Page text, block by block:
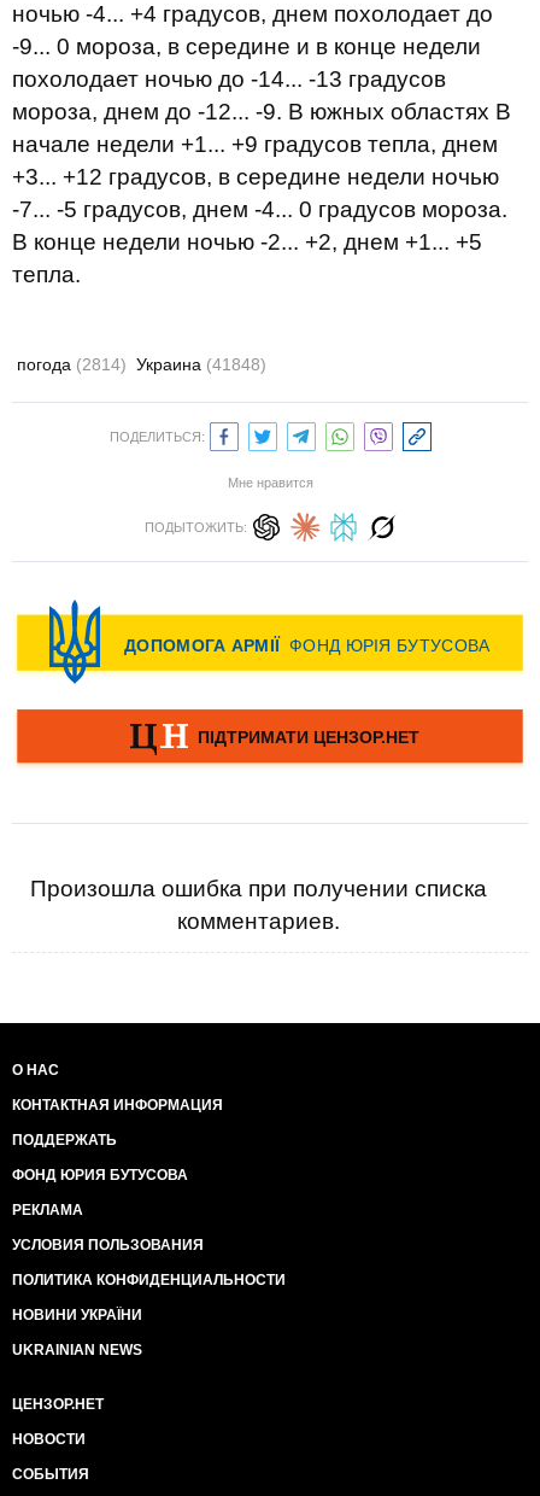
ночью -4... +4 градусов, днем похолодает до
-9... 0 мороза, в середине и в конце недели
похолодает ночью до -14... -13 градусов
мороза, днем до -12... -9. В южных областях В
начале недели +1... +9 градусов тепла, днем
+3... +12 градусов, в середине недели ночью
-7... -5 градусов, днем -4... 0 градусов мороза.
В конце недели ночью -2... +2, днем +1... +5
тепла.
погода (2814) Украина (41848)
ПОДЕЛИТЬСЯ:
Мне нравится
ПОДЫТОЖИТЬ:
Произошла ошибка при получении списка
комментариев.
О НАС
КОНТАКТНАЯ ИНФОРМАЦИЯ
ПОДДЕРЖАТЬ
ФОНД ЮРИЯ БУТУСОВА
РЕКЛАМА
УСЛОВИЯ ПОЛЬЗОВАНИЯ
ПОЛИТИКА КОНФИДЕНЦИАЛЬНОСТИ
НОВИНИ УКРАЇНИ
UKRAINIAN NEWS
ЦЕНЗОР.НЕТ
НОВОСТИ
СОБЫТИЯ